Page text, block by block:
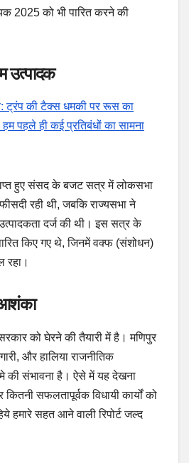
2025 को भी पारित करने की
उत्पादक
ट्रंप की टैक्स धमकी पर रूस का
पहले ही कई प्रतिबंधों का सामना
हुए संसद के बजट सत्र में लोकसभा
रही थी, जबकि राज्यसभा ने
दर्ज की थी। इस सत्र के
किए गए थे, जिनमें वक्फ (संशोधन)
रहा।
को घेरने की तैयारी में है। मणिपुर
और हालिया राजनीतिक
की संभावना है। ऐसे में यह देखना
सफलतापूर्वक विधायी कार्यों को
हमारे सहत आने वाली रिपोर्ट जल्द